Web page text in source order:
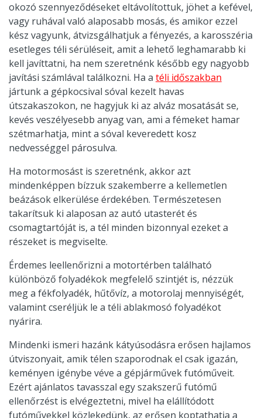
okozó szennyeződéseket eltávolítottuk, jöhet a kefével,
vagy ruhával való alaposabb mosás, és amikor ezzel
kész vagyunk, átvizsgálhatjuk a fényezés, a karosszéria
esetleges téli sérüléseit, amit a lehető leghamarabb ki
kell javíttatni, ha nem szeretnénk később egy nagyobb
javítási számlával találkozni. Ha a téli időszakban
jártunk a gépkocsival sóval kezelt havas
útszakaszokon, ne hagyjuk ki az alváz mosatását se,
kevés veszélyesebb anyag van, ami a fémeket hamar
szétmarhatja, mint a sóval keveredett kosz
nedvességgel párosulva.
Ha motormosást is szeretnénk, akkor azt
mindenképpen bízzuk szakemberre a kellemetlen
beázások elkerülése érdekében. Természetesen
takarítsuk ki alaposan az autó utasterét és
csomagtartóját is, a tél minden bizonnyal ezeket a
részeket is megviselte.
Érdemes leellenőrizni a motortérben található
különböző folyadékok megfelelő szintjét is, nézzük
meg a fékfolyadék, hűtővíz, a motorolaj mennyiségét,
valamint cseréljük le a téli ablakmosó folyadékot
nyárira.
Mindenki ismeri hazánk kátyúsodásra erősen hajlamos
útviszonyait, amik télen szaporodnak el csak igazán,
keményen igénybe véve a gépjárművek futóműveit.
Ezért ajánlatos tavasszal egy szakszerű futómű
ellenőrzést is elvégeztetni, mivel ha elállítódott
futóművekkel közlekedünk, az erősen koptathatja a